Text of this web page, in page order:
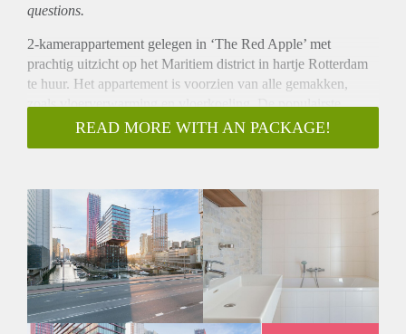
questions.
2-kamerappartement gelegen in ‘The Red Apple’ met
prachtig uitzicht op het Maritiem district in hartje Rotterdam
te huur. Het appartement is voorzien van alle gemakken,
zoals vloerverwarming en vloerkoeling. De populairste
plekken zijn letterlijk om de hoek te vinden, waaronder de
Markthal, Pannekoekstraat, Oude Haven en de Meent.
stadsgemakken, zoals supermarkten, sportfaciliteiten en het
openbaar vervoer binnen handbereik.
Indeling:
Entree, hal met toegang tot meterkast, berging en toilet met
fontein. Ruime lichte woonkamer met open keuken voorzien
van inbouwapparatuur. Slaapkamer van ca. 13 m² met
toegang tot de badkamer en is voorzien van Villeroy & Boch
READ MORE WITH AN PACKAGE!